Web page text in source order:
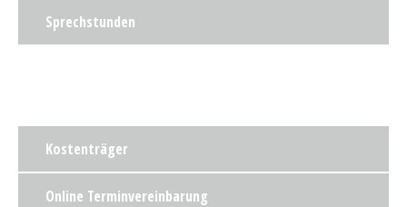
Sprechstunden
Kostenträger
Online Terminvereinbarung